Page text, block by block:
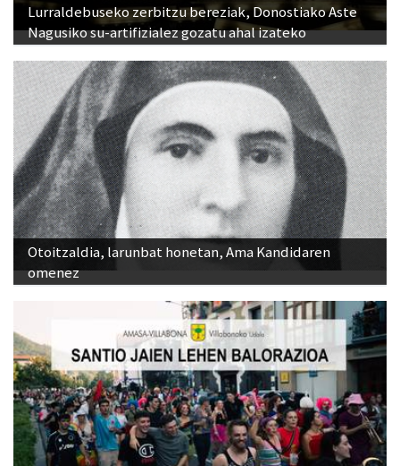
Lurraldebuseko zerbitzu bereziak, Donostiako Aste
Nagusiko su-artifizialez gozatu ahal izateko
Otoitzaldia, larunbat honetan, Ama Kandidaren
omenez